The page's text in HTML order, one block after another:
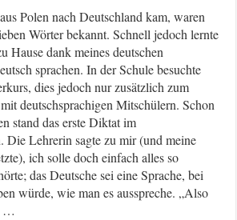
Polen nach Deutschland kam, waren
Wörter bekannt. Schnell jedoch lernte
Hause dank meines deutschen
sprachen. In der Schule besuchte
dies jedoch nur zusätzlich zum
deutschsprachigen Mitschülern. Schon
stand das erste Diktat im
Die Lehrerin sagte zu mir (und meine
ich solle doch einfach alles so
das Deutsche sei eine Sprache, bei
würde, wie man es ausspreche. „Also
…